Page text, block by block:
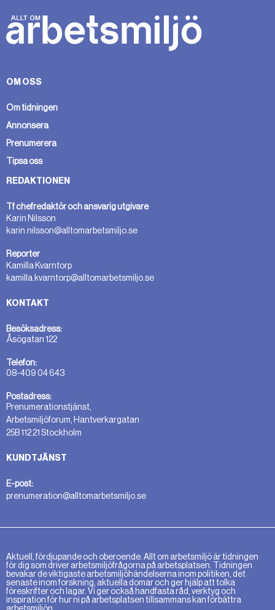
OM OSS
Om tidningen
Annonsera
Prenumerera
Tipsa oss
REDAKTIONEN
Tf chefredaktör och ansvarig utgivare
Karin Nilsson
karin.nilsson@alltomarbetsmiljo.se
Reporter
Kamilla Kvarntorp
kamilla.kvarntorp@alltomarbetsmiljo.se
KONTAKT
Besöksadress:
Åsögatan 122
Telefon:
08-409 04 643
Postadress:
Prenumerationstjänst,
Arbetsmiljöforum, Hantverkargatan
25B 112 21 Stockholm
KUNDTJÄNST
E-post:
prenumeration@alltomarbetsmiljo.se
Aktuell, fördjupande och oberoende. Allt om arbetsmiljö är tidningen
för dig som driver arbetsmiljöfrågorna på arbetsplatsen. Tidningen
bevakar de viktigaste arbetsmiljöhändelserna inom politiken, det
senaste inom forskning, aktuella domar och ger hjälp att tolka
föreskrifter och lagar. Vi ger också handfasta råd, verktyg och
inspiration för hur ni på arbetsplatsen tillsammans kan förbättra
arbetsmiljön.